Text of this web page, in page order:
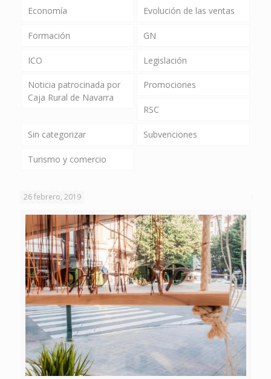
Economía Evolución de las ventas
Formación GN
ICO Legislación
Noticia patrocinada por
Caja Rural de Navarra
Promociones
RSC
Sin categorizar Subvenciones
Turismo y comercio
26 febrero, 2019